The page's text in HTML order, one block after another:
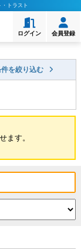
トラスト
ログイン 会員登録
を絞り込む
ます。